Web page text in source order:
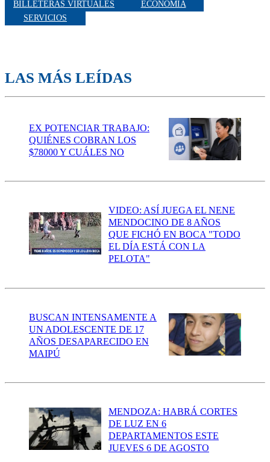
BILLETERAS VIRTUALES
ECONOMÍA
SERVICIOS
LAS MÁS LEÍDAS
EX POTENCIAR TRABAJO:
QUIÉNES COBRAN LOS
$78000 Y CUÁLES NO
VIDEO: ASÍ JUEGA EL NENE
MENDOCINO DE 8 AÑOS
QUE FICHÓ EN BOCA "TODO
EL DÍA ESTÁ CON LA
PELOTA"
BUSCAN INTENSAMENTE A
UN ADOLESCENTE DE 17
AÑOS DESAPARECIDO EN
MAIPÚ
MENDOZA: HABRÁ CORTES
DE LUZ EN 6
DEPARTAMENTOS ESTE
JUEVES 6 DE AGOSTO